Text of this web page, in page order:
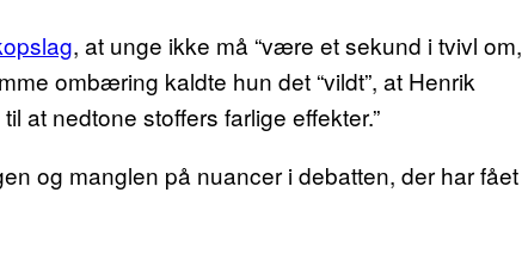
, at unge ikke må “være et sekund i tvivl om,
ombæring kaldte hun det “vildt”, at Henrik
at nedtone stoffers farlige effekter.”
og manglen på nuancer i debatten, der har fået